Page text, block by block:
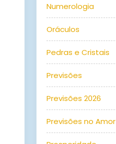
Numerologia
Oráculos
Pedras e Cristais
Previsões
Previsões 2026
Previsões no Amor